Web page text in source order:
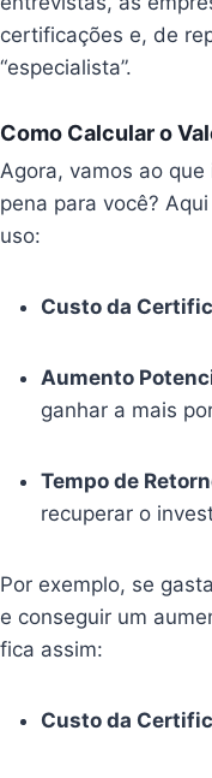
certificações e, de
“especialista”.
Como Calcular o
Agora, vamos ao
pena para você?
uso:
Custo da
Aumento
ganhar a mais
Tempo de
recuperar o
Por exemplo, se
e conseguir um
fica assim:
Custo da